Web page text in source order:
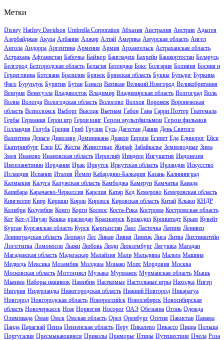
Метки
Disney Harlrey Davidson Umbrella Corporation Абхазия Австралия Австрия Адыгея
Азербайджан Акула Албания Алжир Алтай Америка Амурская область Ангел
Ангола Андорра Аргентина Армения Армия Архангельск Астраханская область
Астрахань Афганистан Бабочка Байкер Бангладеш Бахрейн Башкортостан Беларусь
Белгород Белгородская область Бельгия Бесенджи Бокс Болгария Боливия Босния и
Герцеговина Ботсвана Бразилия Брянск Брянская область Буквы Бульдог Буркина
Фасо Бурундук Бурятия Бутан Бэнкси Ватикан Великий Новгород Великобритания
Венгрия Венесуэла Владивосток Владимир Владимирская область Волгоград Волк
Волна Вологда Вологодская область Волосово Волхов Воронеж Воронежская
область Всеволожск Выборг Высоцк Вьетнам Габон Гана Гарри Поттер Гватемала
Гербы Германия Герои игр Герои книг Герои мультфильмов Герои фильмов
Голландия Голубь Греция Гриб Грузия Гусь Дагестан Дания День Святого
Валентина Деньги Динозавр Доминикана Дракон Европа Египет Еда Единорог Ейск
Екатеринбург Елец ЕС Жесты Животные Жираф Забайкалье Земноводные Зима
Змея Иваново Ивановская область Иероглиф Ииндеец Ингушетия Индонезия
Инопланетянин Иордания Ирак Иркутск Иркутская область Ирландия Искусство
Исландия Испания Италия Йемен Кабардино-Балкария Казань Калининград
Калмыкия Калуга Калужская область Камбоджа Камерун Камчатка Канада
Капибара Карачаево-Черкессия Карелия Катар Кед Кемерово Кемеровская область
Кингисепп Кипр Кириши Киров Кировск Кировская область Китай Клыки КНДР
Колибри Колумбия Конго Корги Космос Коста-Рика Кострома Костромская область
Кот Кот-д’Ивуар Кошка краснодар Красноярск Крокодил Кронштадт Крым Кувейт
Курган Курганская область Курск Кыргызстан Лаос Ласточка Латвия Ленивец
Ленинградская область Леопард Лес Ливан Ливия Липецк Лиса Литва Лихтинштейн
Логотипы Ломоносов Лыжи Любовь Люди Люксембург Лягушка Магадан
Магаданская область Мадагаскар Малайзия Мали Мальдивы Мальта Машина
Медведь Мексика Мозамбик Молдова Монако Мопс Мордовия Москва
Московская область Мотоцикл Музыка Мурманск Мурманская область Мышь
Мьянма Наборы нашивок Намибия Насекомые Настольные игры Находка Нигер
Нигерия Нидерланды Нижегородская область Нижний Новгород Никарагуа
Новгород Новгородская область Новороссийск Новосибирск Новосибирская
область Новочеркасск Нож Норвегия Носорог ОАЭ Обезьяна Огонь Одежда
Олимпиада Оман Омск Омская область Орел Оренбург Осетия Пакистан Панама
Панда Парагвай Пенза Пензенская область Перу Пикалево Пикассо Пицца Польша
Португалия Пресмыкающиеся Приколы Приморье Птицы Путешествия Пчела Роза